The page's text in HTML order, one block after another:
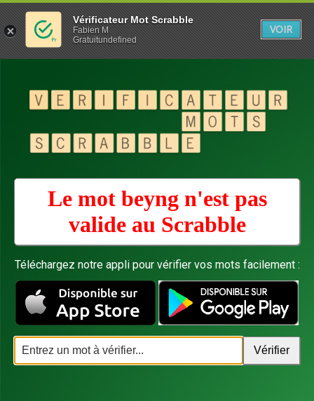
Le mot beyng n'est pas
valide au Scrabble
Téléchargez notre appli pour vérifier vos mots facilement :
Vérificateur Mot Scrabble
Fabien M
Gratuitundefined
VOIR